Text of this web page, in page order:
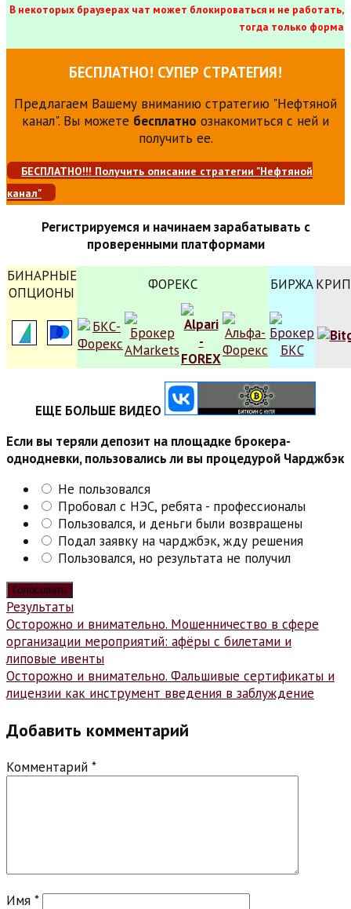
В некоторых браузерах чат может блокироваться и не работать,
тогда только форма
БЕСПЛАТНО! СУПЕР СТРАТЕГИЯ!
Предлагаем Вашему вниманию стратегию "Нефтяной
канал". Вы можете бесплатно ознакомиться с ней и
получить ее.
БЕСПЛАТНО!!! Получить описание стратегии "Нефтяной
канал"
Регистрируемся и начинаем зарабатывать с
проверенными платформами
БИНАРНЫЕ
ОПЦИОНЫ
ФОРЕКС БИРЖА
ЕЩЕ БОЛЬШЕ ВИДЕО
Если вы теряли депозит на площадке брокера-
однодневки, пользовались ли вы процедурой Чарджбэк
Не пользовался
Пробовал с НЭС, ребята - профессионалы
Пользовался, и деньги были возвращены
Подал заявку на чарджбэк, жду решения
Пользовался, но результата не получил
Результаты
Навигация
по
записям
Осторожно и внимательно. Мошенничество в сфере
организации мероприятий: афёры с билетами и
липовые ивенты
Осторожно и внимательно. Фальшивые сертификаты и
лицензии как инструмент введения в заблуждение
Добавить комментарий
Комментарий *
Имя *